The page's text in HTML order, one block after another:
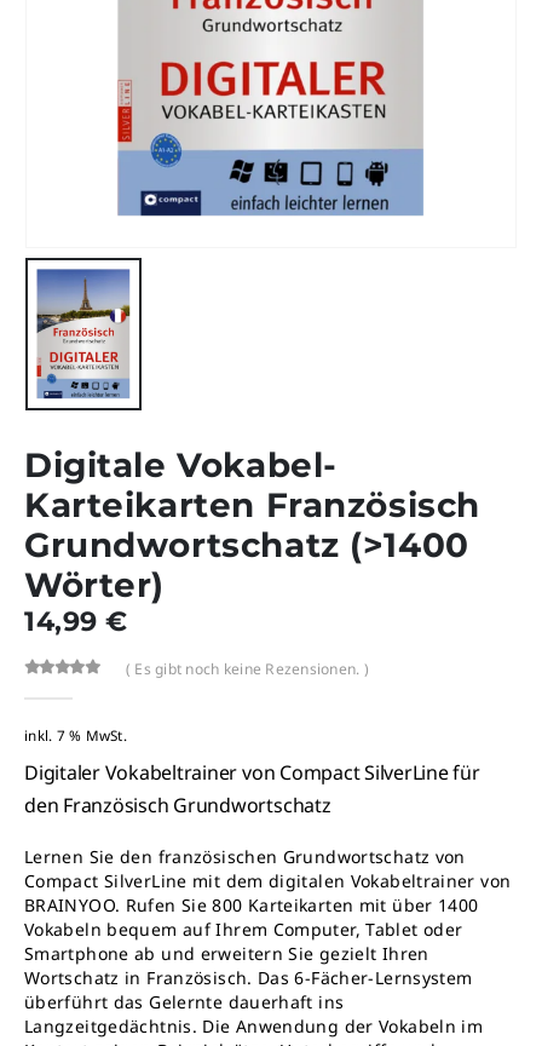
Digitale Vokabel-
Karteikarten Französisch
Grundwortschatz (>1400
Wörter)
14,99€
( Es gibt noch keine Rezensionen. )
inkl. 7 % MwSt.
Digitaler Vokabeltrainer von Compact SilverLine für
den Französisch Grundwortschatz
Lernen Sie den französischen Grundwortschatz von
Compact SilverLine mit dem digitalen Vokabeltrainer von
BRAINYOO. Rufen Sie 800 Karteikarten mit über 1400
Vokabeln bequem auf Ihrem Computer, Tablet oder
Smartphone ab und erweitern Sie gezielt Ihren
Wortschatz in Französisch. Das 6-Fächer-Lernsystem
überführt das Gelernte dauerhaft ins
Langzeitgedächtnis. Die Anwendung der Vokabeln im